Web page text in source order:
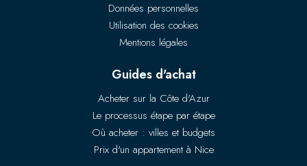
Données personnelles
Utilisation des cookies
Mentions légales
Guides d'achat
Acheter sur la Côte d'Azur
Le processus étape par étape
Où acheter : villes et budgets
Prix d'un appartement à Nice